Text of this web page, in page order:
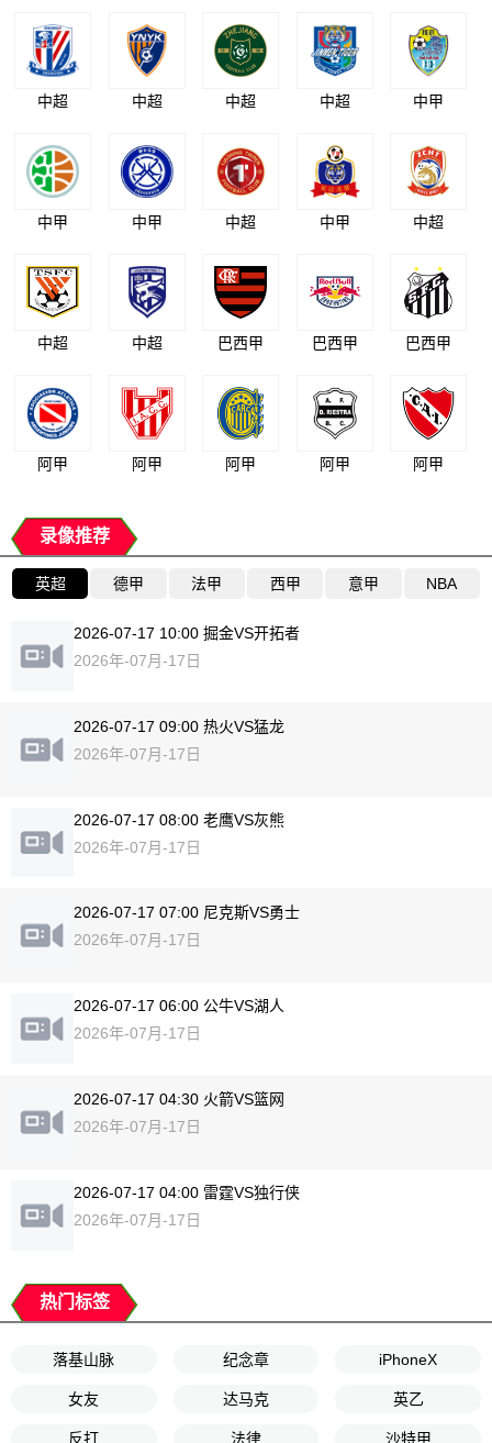
中超 中超 中超 中超 中甲
中甲 中甲 中超 中甲 中超
中超 中超 巴西甲 巴西甲 巴西甲
阿甲 阿甲 阿甲 阿甲 阿甲
录像推荐
英超 德甲 法甲 西甲 意甲 NBA
2026-07-17 10:00 掘金VS开拓者
2026年-07月-17日
2026-07-17 09:00 热火VS猛龙
2026年-07月-17日
2026-07-17 08:00 老鹰VS灰熊
2026年-07月-17日
2026-07-17 07:00 尼克斯VS勇士
2026年-07月-17日
2026-07-17 06:00 公牛VS湖人
2026年-07月-17日
2026-07-17 04:30 火箭VS篮网
2026年-07月-17日
2026-07-17 04:00 雷霆VS独行侠
2026年-07月-17日
热门标签
落基山脉 纪念章 iPhoneX
女友 达马克 英乙
反打 法律 沙特甲